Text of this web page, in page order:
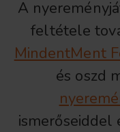
A
feltétele
MindentMent
és oszd
ismerőseiddel